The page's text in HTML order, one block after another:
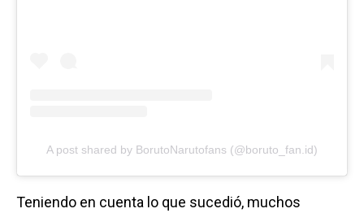
A post shared by BorutoNarutofans (@boruto_fan.id)
Teniendo en cuenta lo que sucedió, muchos